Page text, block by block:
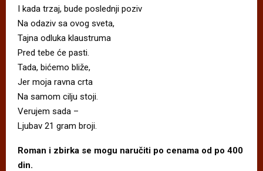
I kada trzaj, bude poslednji poziv
Na odaziv sa ovog sveta,
Tajna odluka klaustruma
Pred tebe će pasti.
Tada, bićemo bliže,
Jer moja ravna crta
Na samom cilju stoji.
Verujem sada –
Ljubav 21 gram broji.
Roman i zbirka se mogu naručiti po cenama od po 400
din.